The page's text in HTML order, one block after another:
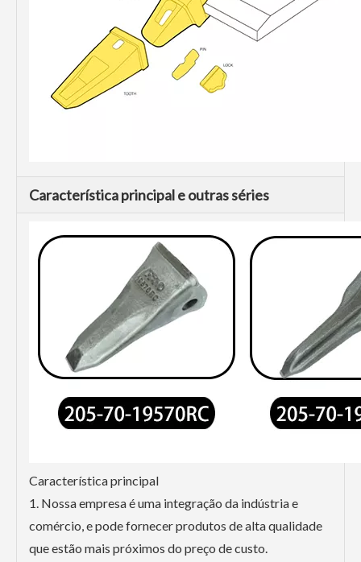
Característica principal e outras séries
Característica principal
1. Nossa empresa é uma integração da indústria e
comércio, e pode fornecer produtos de alta qualidade
que estão mais próximos do preço de custo.